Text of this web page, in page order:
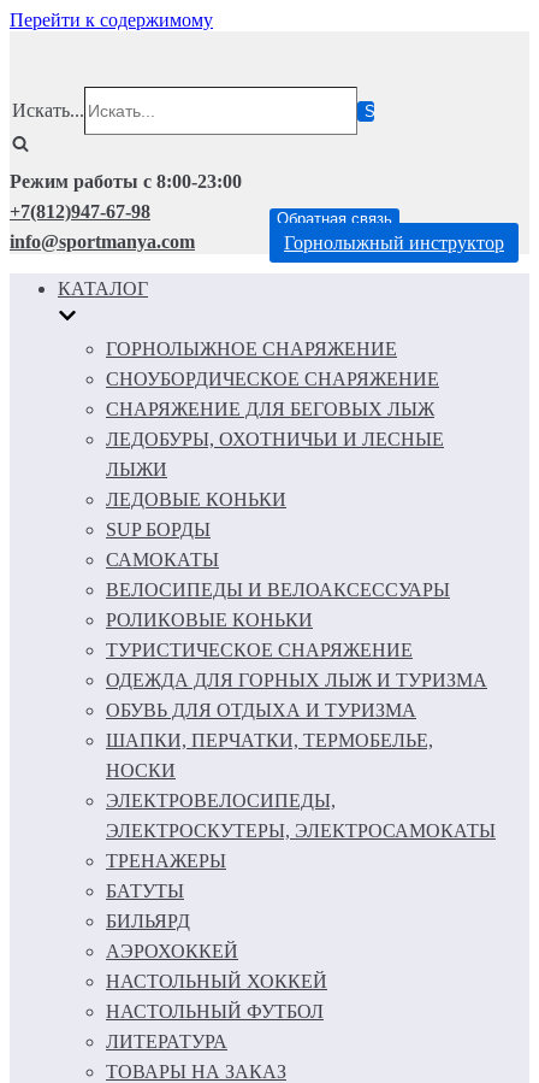
Перейти к содержимому
Искать...
Режим работы с 8:00-23:00
+7(812)947-67-98
info@sportmanya.com
Обратная связь
Горнолыжный инструктор
КАТАЛОГ
ГОРНОЛЫЖНОЕ СНАРЯЖЕНИЕ
СНОУБОРДИЧЕСКОЕ СНАРЯЖЕНИЕ
СНАРЯЖЕНИЕ ДЛЯ БЕГОВЫХ ЛЫЖ
ЛЕДОБУРЫ, ОХОТНИЧЬИ И ЛЕСНЫЕ
ЛЫЖИ
ЛЕДОВЫЕ КОНЬКИ
SUP БОРДЫ
САМОКАТЫ
ВЕЛОСИПЕДЫ И ВЕЛОАКСЕССУАРЫ
РОЛИКОВЫЕ КОНЬКИ
ТУРИСТИЧЕСКОЕ СНАРЯЖЕНИЕ
ОДЕЖДА ДЛЯ ГОРНЫХ ЛЫЖ И ТУРИЗМА
ОБУВЬ ДЛЯ ОТДЫХА И ТУРИЗМА
ШАПКИ, ПЕРЧАТКИ, ТЕРМОБЕЛЬЕ,
НОСКИ
ЭЛЕКТРОВЕЛОСИПЕДЫ,
ЭЛЕКТРОСКУТЕРЫ, ЭЛЕКТРОСАМОКАТЫ
ТРЕНАЖЕРЫ
БАТУТЫ
БИЛЬЯРД
АЭРОХОККЕЙ
НАСТОЛЬНЫЙ ХОККЕЙ
НАСТОЛЬНЫЙ ФУТБОЛ
ЛИТЕРАТУРА
ТОВАРЫ НА ЗАКАЗ